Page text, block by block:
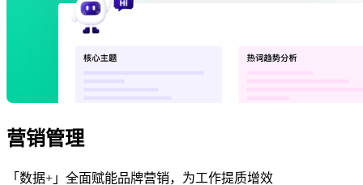
营销管理
「数据+」全面赋能品牌营销，为工作提质增效